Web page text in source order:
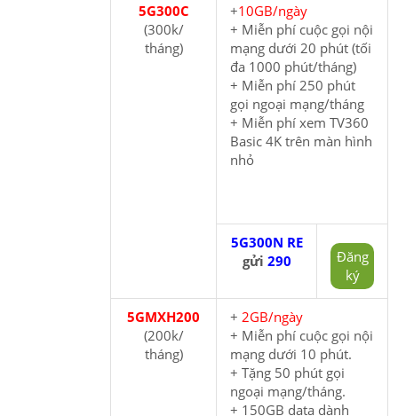
5G300C
(300k/
tháng)
+10GB/ngày
+ Miễn phí cuộc gọi nội
mạng dưới 20 phút (tối
đa 1000 phút/tháng)
+ Miễn phí 250 phút
gọi ngoại mạng/tháng
+ Miễn phí xem TV360
Basic 4K trên màn hình
nhỏ
5G300N RE
gửi 290
Đăng
ký
5GMXH200
(200k/
tháng)
+ 2GB/ngày
+ Miễn phí cuộc gọi nội
mạng dưới 10 phút.
+ Tặng 50 phút gọi
ngoại mạng/tháng.
+ 150GB data dành